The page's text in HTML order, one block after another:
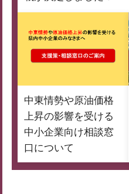
中東情勢や原油価格
上昇の影響を受ける
中小企業向け相談窓
口について